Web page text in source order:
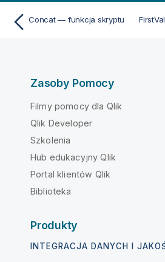
Concat — funkcja skryptu
Zasoby Pomocy
Filmy pomocy dla Qlik
Qlik Developer
Szkolenia
Hub edukacyjny Qlik
Portal klientów Qlik
Biblioteka
Produkty
INTEGRACJA DANYCH I